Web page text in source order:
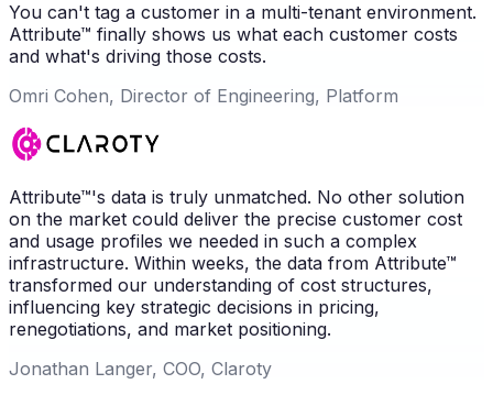
You can't tag a customer in a multi-tenant environment.
Attribute™ finally shows us what each customer costs
and what's driving those costs.
Omri Cohen, Director of Engineering, Platform
Attribute™'s data is truly unmatched. No other solution
on the market could deliver the precise customer cost
and usage profiles we needed in such a complex
infrastructure. Within weeks, the data from Attribute™
transformed our understanding of cost structures,
influencing key strategic decisions in pricing,
renegotiations, and market positioning.
Jonathan Langer, COO, Claroty